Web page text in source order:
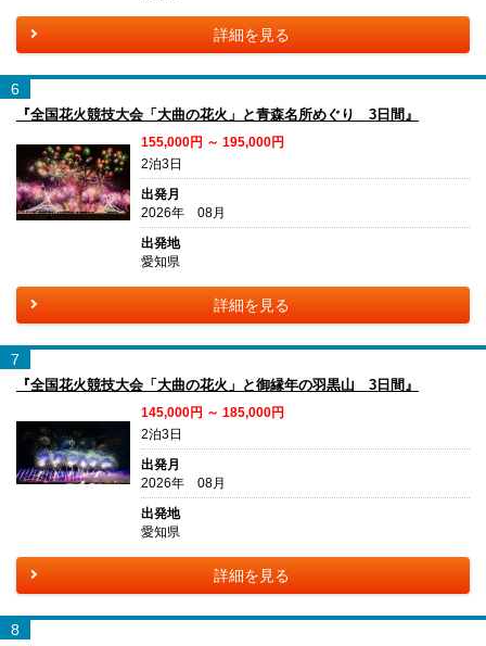
詳細を見る
6
『全国花火競技大会「大曲の花火」と青森名所めぐり 3日間』
155,000円 ～ 195,000円
2泊3日
出発月
2026年 08月
出発地
愛知県
詳細を見る
7
『全国花火競技大会「大曲の花火」と御縁年の羽黒山 3日間』
145,000円 ～ 185,000円
2泊3日
出発月
2026年 08月
出発地
愛知県
詳細を見る
8